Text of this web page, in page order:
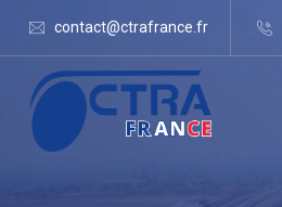
contact@ctrafrance.fr